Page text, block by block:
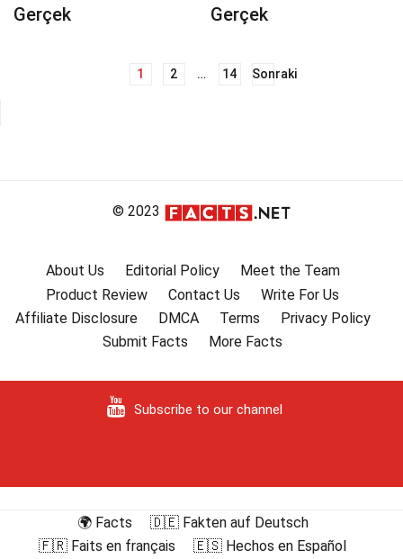
Gerçek
Gerçek
1 2 … 14 Sonraki
© 2023
About Us Editorial Policy
Meet the Team
Product Review
Contact Us
Write For Us
Affiliate Disclosure
DMCA Terms
Privacy Policy
Submit Facts
More Facts
Subscribe to our channel
🌍 Facts
🇩🇪 Fakten auf Deutsch
🇫🇷 Faits en français
🇪🇸 Hechos en Español